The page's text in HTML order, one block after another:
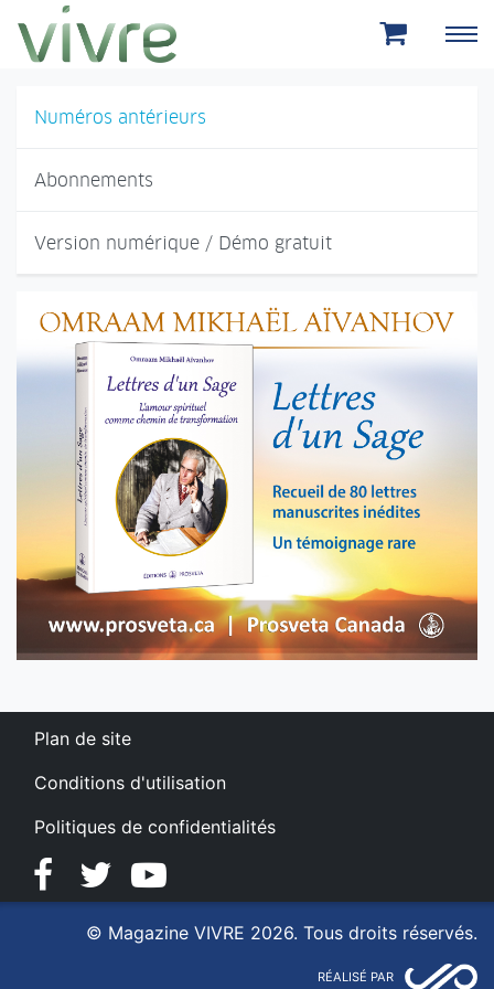
Aller au menu principal
Aller au contenu principal
Numéros antérieurs
Abonnements
Version numérique / Démo gratuit
Plan de site
Conditions d'utilisation
Politiques de confidentialités
FacebookTwitterYouTube
© Magazine VIVRE 2026. Tous droits réservés.
RÉALISÉ PAR